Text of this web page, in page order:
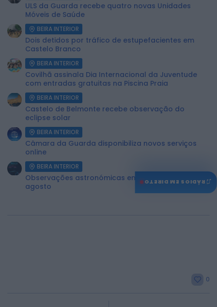
ULS da Guarda recebe quatro novas Unidades
Móveis de Saúde
BEIRA INTERIOR
Dois detidos por tráfico de estupefacientes em
Castelo Branco
BEIRA INTERIOR
Covilhã assinala Dia Internacional da Juventude
com entradas gratuitas na Piscina Praia
BEIRA INTERIOR
Castelo de Belmonte recebe observação do
eclipse solar
BEIRA INTERIOR
Câmara da Guarda disponibiliza novos serviços
online
BEIRA INTERIOR
Observações astronómicas em Penamacor a 12 de
agosto
0
♫
RÁDIOS EM DIRETO